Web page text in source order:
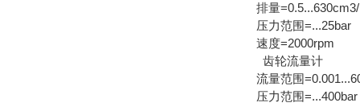
排量
压力范围=...25bar
速度=2000rpm
齿轮流量计
流量范围
压力范围=...400bar